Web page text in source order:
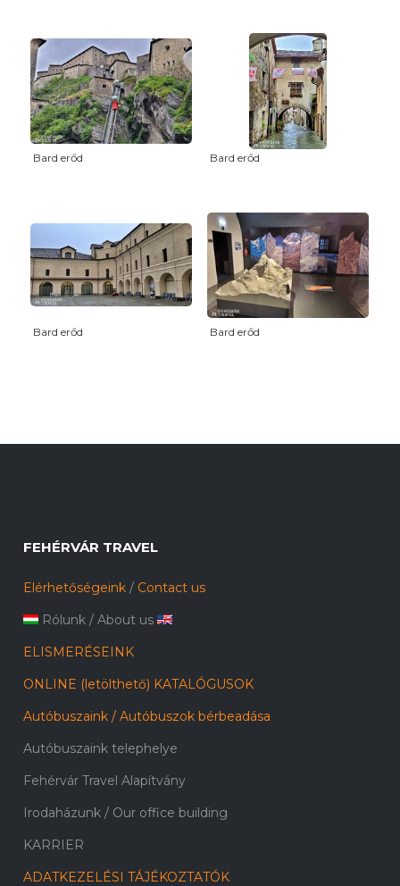
Bard erőd Bard erőd
Bard erőd Bard erőd
FEHÉRVÁR TRAVEL
Elérhetőségeink / Contact us
Rólunk /About us
ELISMERÉSEINK
ONLINE (letölthető) KATALÓGUSOK
Autóbuszaink / Autóbuszok bérbeadása
Autóbuszaink telephelye
Fehérvár Travel Alapítvány
Irodaházunk / Our office building
KARRIER
ADATKEZELÉSI TÁJÉKOZTATÓK